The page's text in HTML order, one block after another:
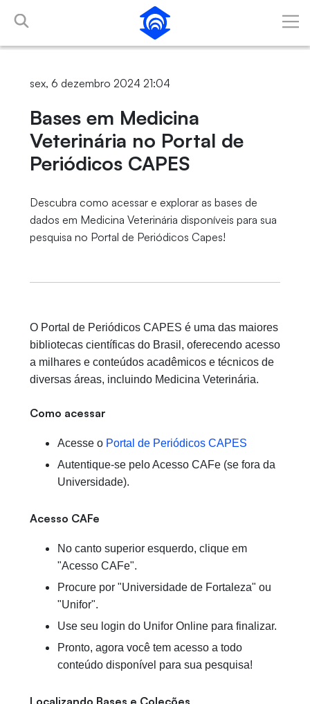
Pular para o Conteúdo principal
sex, 6 dezembro 2024 21:04
Bases em Medicina
Veterinária no Portal de
Periódicos CAPES
Descubra como acessar e explorar as bases de
dados em Medicina Veterinária disponíveis para sua
pesquisa no Portal de Periódicos Capes!
O Portal de Periódicos CAPES é uma das maiores
bibliotecas científicas do Brasil, oferecendo acesso
a milhares e conteúdos acadêmicos e técnicos de
diversas áreas, incluindo Medicina Veterinária.
Como acessar
Acesse o Portal de Periódicos CAPES
Autentique-se pelo Acesso CAFe (se fora da
Universidade).
Acesso CAFe
No canto superior esquerdo, clique em
"Acesso CAFe".
Procure por "Universidade de Fortaleza" ou
"Unifor".
Use seu login do Unifor Online para finalizar.
Pronto, agora você tem acesso a todo
conteúdo disponível para sua pesquisa!
Localizando Bases e Coleções